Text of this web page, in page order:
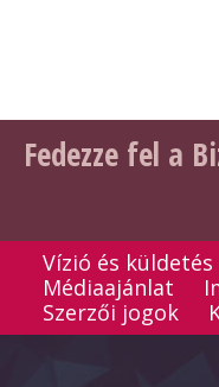
Fedezze fel a
Vízió és küldetés
Médiaajánlat
Szerzői jogok